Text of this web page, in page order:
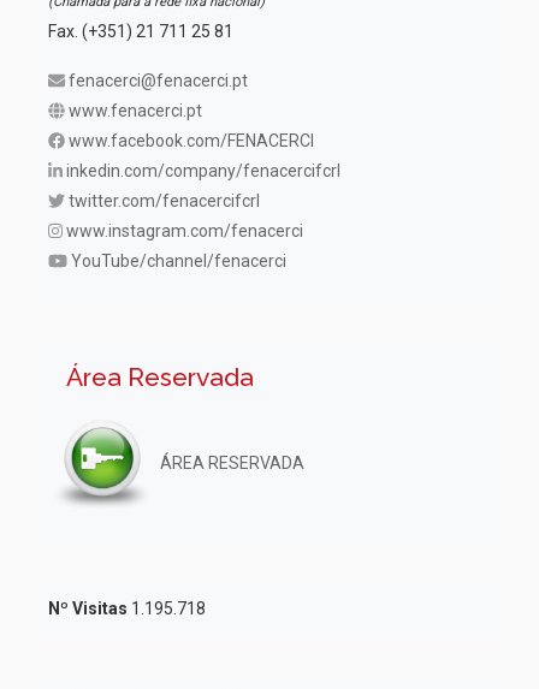
Fax. (+351) 21 711 25 81
fenacerci@fenacerci.pt
www.fenacerci.pt
www.facebook.com/FENACERCI
inkedin.com/company/fenacercifcrl
twitter.com/fenacercifcrl
www.instagram.com/fenacerci
YouTube/channel/fenacerci
Área Reservada
ÁREA RESERVADA
Nº Visitas 1.195.718